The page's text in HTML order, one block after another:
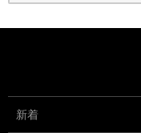
新着